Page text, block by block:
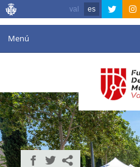
val es
Menú
Agenda
Instalaciones
Comunicación